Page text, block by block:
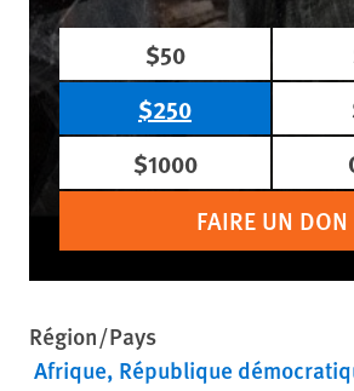
$50
$250
$1000
FAIRE UN DON
Région/Pays
Afrique République